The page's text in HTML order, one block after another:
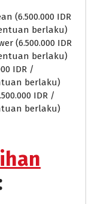
(6.500.000 IDR
berlaku)
(6.500.000 IDR
berlaku)
IDR /
berlaku)
IDR /
berlaku)